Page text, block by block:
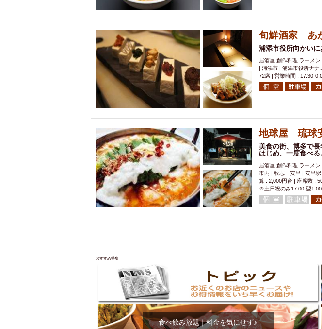
ハッピーアワー
アグー豚
キリン一番搾り
エビ カレー チャージ無し
アレルギー対応可能
牧志駅周辺 ペット同伴
ダイエット中におススメ
沖縄そば 串揚げ バ
ソファー
激辛料理 石垣牛 アヒージョ アサ
ファーストフード
スペシャルディナー ホルモン(
スクリーン
スペインバル・イタリアンバール
餃子
キリン 分煙 少人数貸切(15名以下から)
ホッピー
焼肉 電気ブラン エビスビール
マイク
サッポロ 昼宴会 イベリコ豚 山盛、
市立病院前駅周辺
中華 お好み焼き・もんじゃ
綺麗orお洒落なトイレ
ランチバイキング フルー
クラフトビール
鉄板焼き 幹事様特典 おばん
壺川駅周辺
秋限定メニュー
ラクレット
赤嶺駅周辺 シードル 那覇空港駅
旬鮮酒家 あ
浦添市役所向かい
居酒屋 創作料理 ラーメ
| 浦添市 | 浦添市役所ナナ
72席 | 営業時間 : 17:30-
地球屋 琉球
美食の街、博多で
はじめ、一度食べ
居酒屋 創作料理 ラーメ
市内 | 牧志・安里 | 安里
算 : 2,000円台 | 座席数 :
※土日祝のみ17:00-翌
おすすめ特集
食べ飲み放題｜料金を気にせず♪